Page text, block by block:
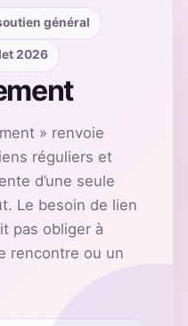
général
2026
» renvoie
réguliers et
d’une seule
Le besoin de lien
pas obliger à
rencontre ou un